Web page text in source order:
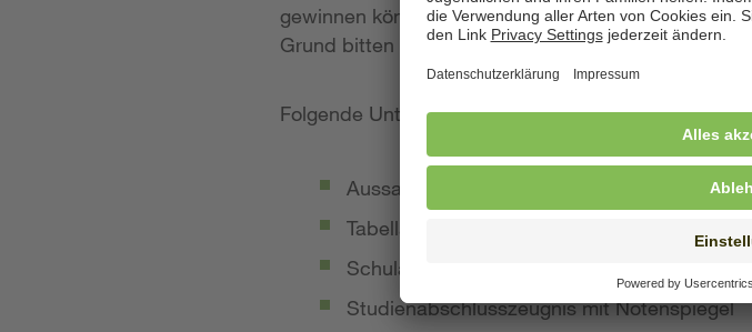
gewinnen können, legen wir großen Wert auf
Grund bitten wir Sie, von Kurzbewerbungen
Folgende Unterlagen sollte Ihre Bewerbung
Aussagekräftiges Anschreiben
Tabellarischer Lebenslauf mit
Schulabschluss- und Ausbildungszeugnisse
Studienabschlusszeugnis mit Notenspiegel